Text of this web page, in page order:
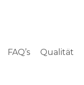
FAQ’s Qualität